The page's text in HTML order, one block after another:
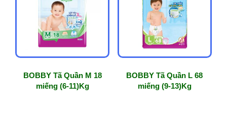
BOBBY Tã Quần M 18
miếng (6-11)Kg
BOBBY Tã Quần L 68
miếng (9-13)Kg